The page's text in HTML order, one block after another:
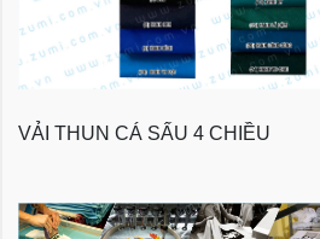
VẢI THUN CÁ SẤU 4 CHIỀU